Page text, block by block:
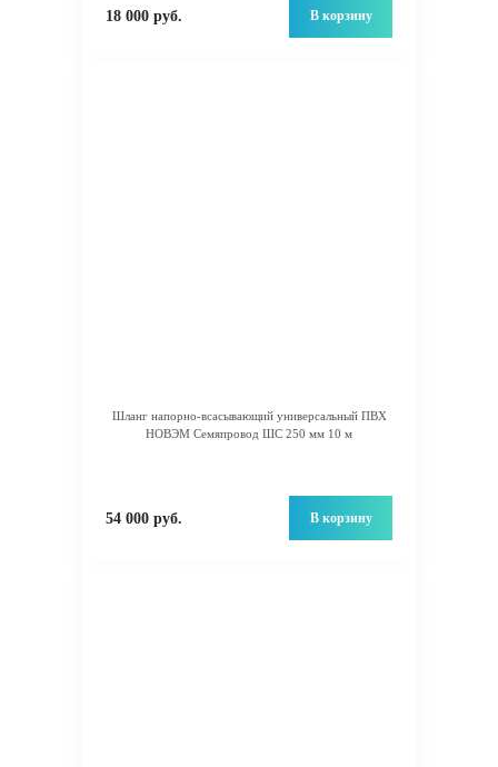
18 000 руб. В корзину
Шланг напорно-всасывающий универсальный ПВХ
НОВЭМ Семяпровод ШС 250 мм 10 м
54 000 руб. В корзину